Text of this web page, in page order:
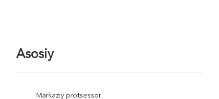
Asosiy
Markaziy protsessor